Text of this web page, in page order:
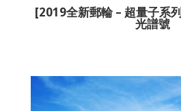
[2019全新郵輪 – 超量子系
光譜號